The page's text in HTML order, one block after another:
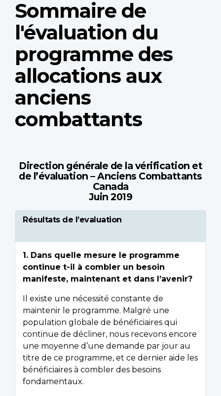
Sommaire de
l'évaluation du
programme des
allocations aux
anciens
combattants
Direction générale de la vérification et
de l’évaluation – Anciens Combattants
Canada
Juin 2019
Résultats de l’evaluation
1. Dans quelle mesure le programme
continue t-il à combler un besoin
manifeste, maintenant et dans l’avenir?
Il existe une nécessité constante de
maintenir le programme. Malgré une
population globale de bénéficiaires qui
continue de décliner, nous recevons encore
une moyenne d’une demande par jour au
titre de ce programme, et ce dernier aide les
bénéficiaires à combler des besoins
fondamentaux.